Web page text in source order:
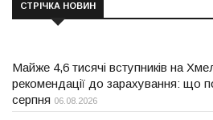
СТРІЧКА НОВИН
Майже 4,6 тисячі вступників на
рекомендації до зарахування: що
серпня 06.08.2026